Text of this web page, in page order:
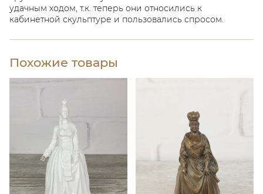
удачным ходом, т.к. теперь они относились к
кабинетной скульптуре и пользовались спросом.
Похожие товары